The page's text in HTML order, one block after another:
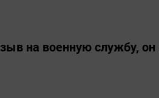
на военную службу,